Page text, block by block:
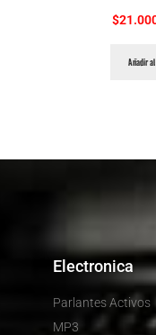
$
Añadir
Electronica
Parlantes Activos
MP3